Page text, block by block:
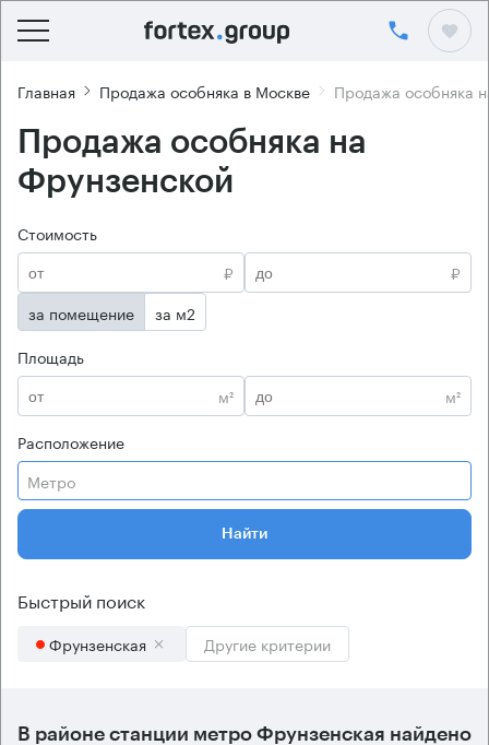
Главная Продажа особняка в Москве Продажа особняка
Продажа особняка на
Фрунзенской
Стоимость
₽
₽
за помещение
за м2
Площадь
м²
м²
Расположение
Метро
Найти
Быстрый поиск
Фрунзенская Другие критерии
В районе станции метро Фрунзенская найдено